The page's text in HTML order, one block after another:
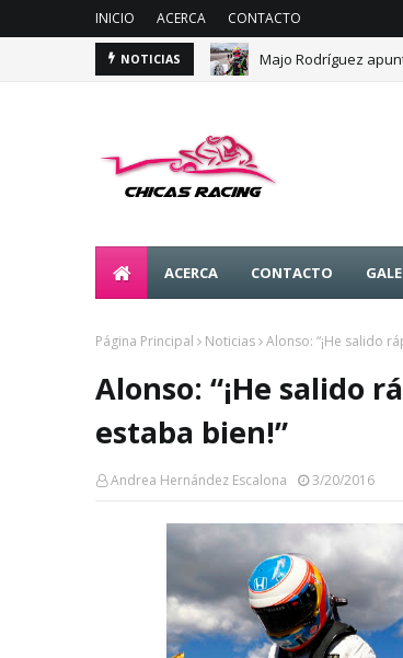
INICIO ACERCA CONTACTO
NOTICIAS Majo Rodríguez
ACERCA CONTACTO
Página Principal Noticias Alonso: “¡He salido
Alonso: “¡He salido
estaba bien!”
Andrea Hernández Escalona 3/20/2016